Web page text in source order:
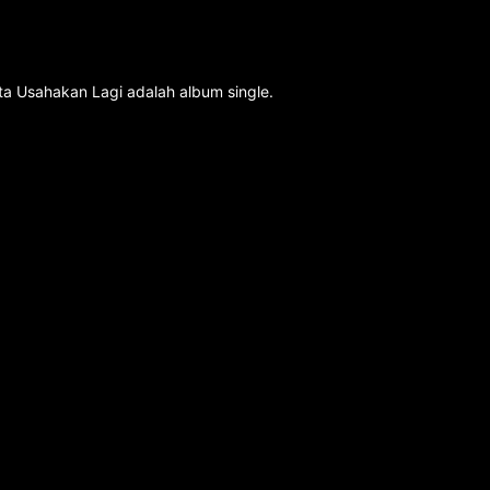
Usahakan Lagi adalah album single.